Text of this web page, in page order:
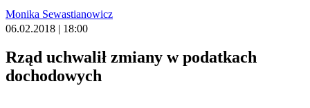
Monika Sewastianowicz
06.02.2018 | 18:00
Rząd uchwalił zmiany w podatkach
dochodowych